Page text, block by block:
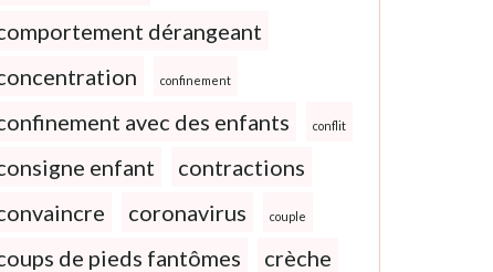
dérangeant
confinement
avec des enfants conflit
enfant
contractions
coronavirus couple
de pieds fantômes
crèche